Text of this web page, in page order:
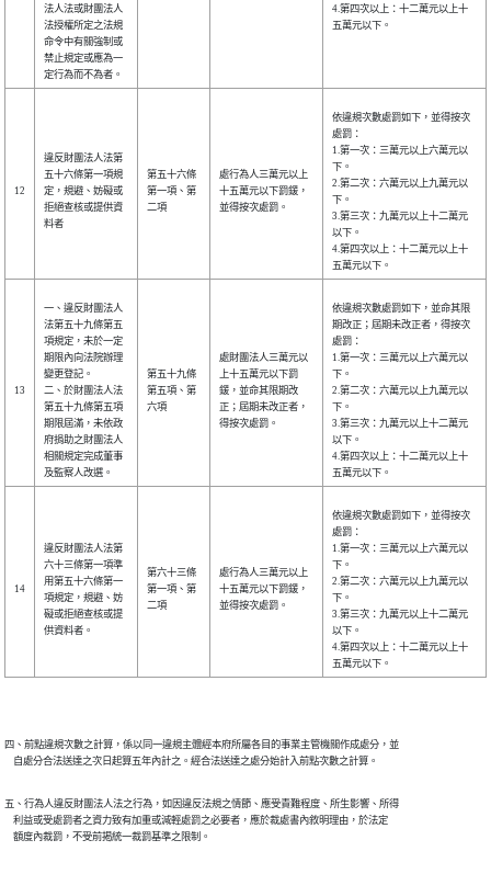
法人法或財團法人
法授權所定之法規
命令中有關強制或
禁止規定或應為一
定行為而不為者。
4.第四次以上：十二萬元以上十
五萬元以下。
12
違反財團法人法第
五十六條第一項規
定，規避、妨礙或
拒絕查核或提供資
料者
第五十六條
第一項、第
二項
處行為人三萬元以上
十五萬元以下罰鍰，
並得按次處罰。
依違規次數處罰如下，並得按次
處罰：
1.第一次：三萬元以上六萬元以
下。
2.第二次：六萬元以上九萬元以
下。
3.第三次：九萬元以上十二萬元
以下。
4.第四次以上：十二萬元以上十
五萬元以下。
13
一、違反財團法人
法第五十九條第五
項規定，未於一定
期限內向法院辦理
變更登記。
二、於財團法人法
第五十九條第五項
期限屆滿，未依政
府捐助之財團法人
相關規定完成董事
及監察人改選。
第五十九條
第五項、第
六項
處財團法人三萬元以
上十五萬元以下罰
鍰，並命其限期改
正；屆期未改正者，
得按次處罰。
依違規次數處罰如下，並命其限
期改正；屆期未改正者，得按次
處罰：
1.第一次：三萬元以上六萬元以
下。
2.第二次：六萬元以上九萬元以
下。
3.第三次：九萬元以上十二萬元
以下。
4.第四次以上：十二萬元以上十
五萬元以下。
14
違反財團法人法第
六十三條第一項準
用第五十六條第一
項規定，規避、妨
礙或拒絕查核或提
供資料者。
第六十三條
第一項、第
二項
處行為人三萬元以上
十五萬元以下罰鍰，
並得按次處罰。
依違規次數處罰如下，並得按次
處罰：
1.第一次：三萬元以上六萬元以
下。
2.第二次：六萬元以上九萬元以
下。
3.第三次：九萬元以上十二萬元
以下。
4.第四次以上：十二萬元以上十
五萬元以下。
四、前點違規次數之計算，係以同一違規主體經本府所屬各目的事業主管機關作成處分，並
    自處分合法送達之次日起算五年內計之。經合法送達之處分始計入前點次數之計算。
五、行為人違反財團法人法之行為，如因違反法規之情節、應受責難程度、所生影響、所得
    利益或受處罰者之資力致有加重或減輕處罰之必要者，應於裁處書內敘明理由，於法定
    額度內裁罰，不受前揭統一裁罰基準之限制。